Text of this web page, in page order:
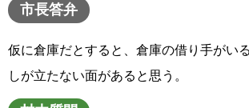
市長答弁
仮に倉庫だとすると、倉庫の借り手がい
しが立たない面があると思う。